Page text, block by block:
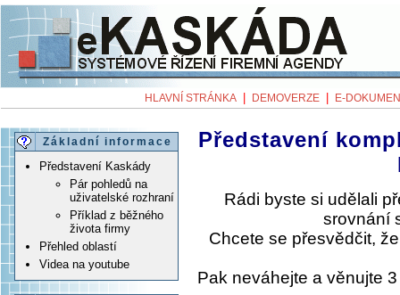
HLAVNÍ STRÁNKA DEMOVERZE E-
Základní informace
Představení Kaskády
Pár pohledů na
uživatelské rozhraní
Příklad z běžného
života firmy
Přehled oblastí
Videa na youtube
Představení
Rádi byste si udělali
srovnání
Chcete se přesvědčit,
Pak neváhejte a věnujte